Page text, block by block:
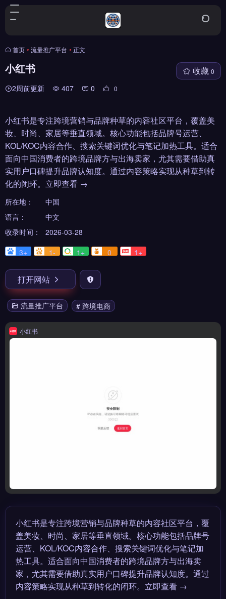
首页 • 流量推广平台 • 正文
小红书
2周前更新 407 0 0
收藏 0
小红书是专注跨境营销与品牌种草的内容社区平台，覆盖美
妆、时尚、家居等垂直领域。核心功能包括品牌号运营、
KOL/KOC内容合作、搜索关键词优化与笔记加热工具。适合
面向中国消费者的跨境品牌方与出海卖家，尤其需要借助真
实用户口碑提升品牌认知度。通过内容策略实现从种草到转
化的闭环。立即查看 →
所在地：
中国
语言：
中文
收录时间：
2026-03-28
3+
1- 1+ 0 1+
打开网站
流量推广平台 # 跨境电商
小红书
小红书是专注跨境营销与品牌种草的内容社区平台，覆
盖美妆、时尚、家居等垂直领域。核心功能包括品牌号
运营、KOL/KOC内容合作、搜索关键词优化与笔记加
热工具。适合面向中国消费者的跨境品牌方与出海卖
家，尤其需要借助真实用户口碑提升品牌认知度。通过
内容策略实现从种草到转化的闭环。立即查看 →